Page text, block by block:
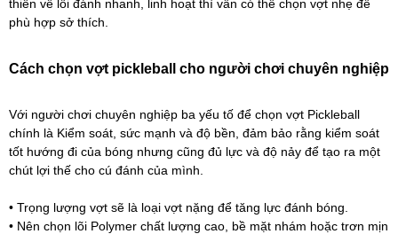
thiên về lối đánh nhanh, linh hoạt thì vẫn có thể chọn vợt nhẹ để
phù hợp sở thích.
Cách chọn vợt pickleball cho người chơi chuyên nghiệp
Với người chơi chuyên nghiệp ba yếu tố để chọn vợt Pickleball
chính là Kiểm soát, sức mạnh và độ bền, đảm bảo rằng kiểm soát
tốt hướng đi của bóng nhưng cũng đủ lực và độ nảy để tạo ra một
chút lợi thế cho cú đánh của mình.
• Trọng lượng vợt sẽ là loại vợt nặng để tăng lực đánh bóng.
• Nên chọn lõi Polymer chất lượng cao, bề mặt nhám hoặc trơn mịn